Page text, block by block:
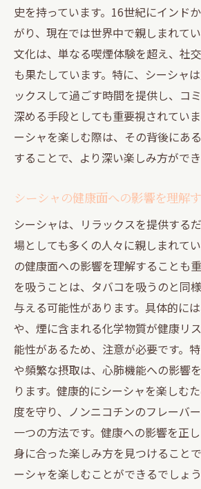
シーシャ体験を豊かにする
初心者に優しい東京のシー
シーシャの基本的な吸い方
シーシャの道具とその使い
シーシャフレーバーの最新トレ
東京で流行中のフレーバー
新しいフレーバーの登場と
インフルエンサーが注目す
次世代のシーシャフレーバ
フレーバートレンドの変遷
東京のシーシャ体験を充実さ
最高のシーシャ体験をする
ス
東京でのシーシャ文化イベ
地元で愛されるシーシャバ
シーシャ仲間と楽しむ方法
シーシャのあるライフス
東京でのシーシャナイトの
史を持っています。16世紀にインド
がり、現在では世界中で親しまれて
文化は、単なる喫煙体験を超え、社
も果たしています。特に、シーシャ
ックスして過ごす時間を提供し、コ
深める手段としても重要視されてい
ーシャを楽しむ際は、その背後にあ
することで、より深い楽しみ方ができ
シーシャの健康面への影響を理解
シーシャは、リラックスを提供する
場としても多くの人々に親しまれて
の健康面への影響を理解することも
を吸うことは、タバコを吸うのと同
与える可能性があります。具体的に
や、煙に含まれる化学物質が健康リ
能性があるため、注意が必要です。
や頻繁な摂取は、心肺機能への影響
ります。健康的にシーシャを楽しむ
度を守り、ノンニコチンのフレーバ
一つの方法です。健康への影響を正
身に合った楽しみ方を見つけること
ーシャを楽しむことができるでしょう